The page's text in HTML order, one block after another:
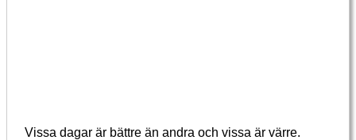
Vissa dagar är bättre än andra och vissa är värre.